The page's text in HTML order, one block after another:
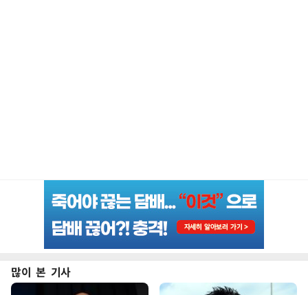
많이 본 기사